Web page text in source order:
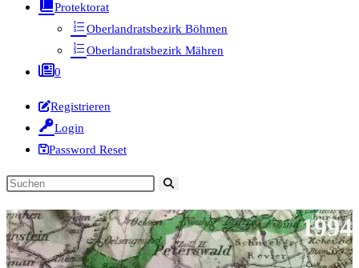
Protektorat
Oberlandratsbezirk Böhmen
Oberlandratsbezirk Mähren
0
Registrieren
Login
Password Reset
Diese
durchsuchen
1994